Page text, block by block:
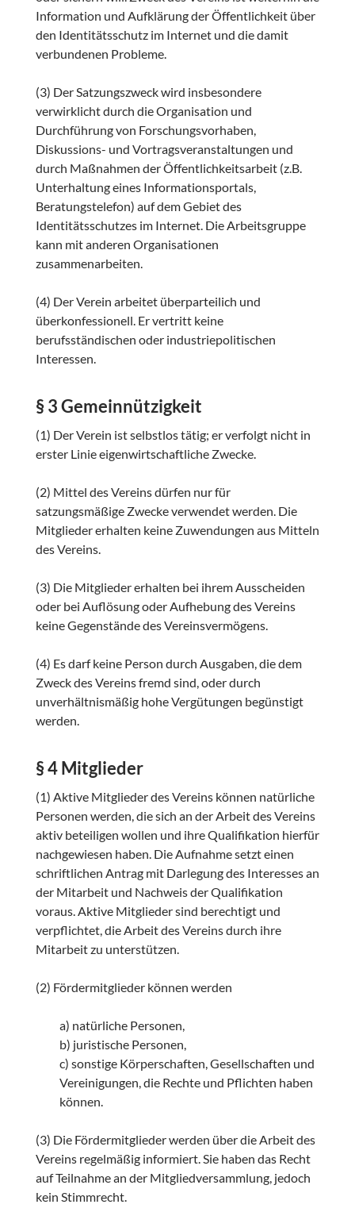
Information und Aufklärung der Öffentlichkeit über
den Identitätsschutz im Internet und die damit
verbundenen Probleme.
(3) Der Satzungszweck wird insbesondere
verwirklicht durch die Organisation und
Durchführung von Forschungsvorhaben,
Diskussions- und Vortragsveranstaltungen und
durch Maßnahmen der Öffentlichkeitsarbeit (z.B.
Unterhaltung eines Informationsportals,
Beratungstelefon) auf dem Gebiet des
Identitätsschutzes im Internet. Die Arbeitsgruppe
kann mit anderen Organisationen
zusammenarbeiten.
(4) Der Verein arbeitet überparteilich und
überkonfessionell. Er vertritt keine
berufsständischen oder industriepolitischen
Interessen.
§ 3 Gemeinnützigkeit
(1) Der Verein ist selbstlos tätig; er verfolgt nicht in
erster Linie eigenwirtschaftliche Zwecke.
(2) Mittel des Vereins dürfen nur für
satzungsmäßige Zwecke verwendet werden. Die
Mitglieder erhalten keine Zuwendungen aus Mitteln
des Vereins.
(3) Die Mitglieder erhalten bei ihrem Ausscheiden
oder bei Auflösung oder Aufhebung des Vereins
keine Gegenstände des Vereinsvermögens.
(4) Es darf keine Person durch Ausgaben, die dem
Zweck des Vereins fremd sind, oder durch
unverhältnismäßig hohe Vergütungen begünstigt
werden.
§ 4 Mitglieder
(1) Aktive Mitglieder des Vereins können natürliche
Personen werden, die sich an der Arbeit des Vereins
aktiv beteiligen wollen und ihre Qualifikation hierfür
nachgewiesen haben. Die Aufnahme setzt einen
schriftlichen Antrag mit Darlegung des Interesses an
der Mitarbeit und Nachweis der Qualifikation
voraus. Aktive Mitglieder sind berechtigt und
verpflichtet, die Arbeit des Vereins durch ihre
Mitarbeit zu unterstützen.
(2) Fördermitglieder können werden
a) natürliche Personen,
b) juristische Personen,
c) sonstige Körperschaften, Gesellschaften und
Vereinigungen, die Rechte und Pflichten haben
können.
(3) Die Fördermitglieder werden über die Arbeit des
Vereins regelmäßig informiert. Sie haben das Recht
auf Teilnahme an der Mitgliedversammlung, jedoch
kein Stimmrecht.